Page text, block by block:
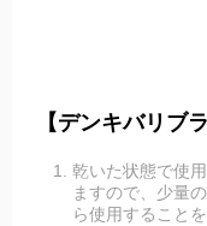
【デンキバリブ
乾いた状態で使
ますので、少量
ら使用すること